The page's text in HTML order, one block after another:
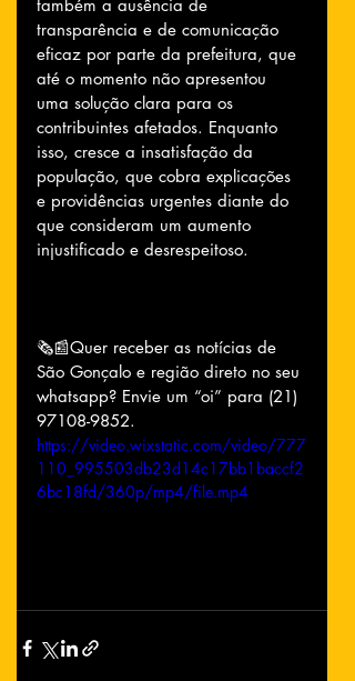
também a ausência de
transparência e de comunicação
eficaz por parte da prefeitura, que
até o momento não apresentou
uma solução clara para os
contribuintes afetados. Enquanto
isso, cresce a insatisfação da
população, que cobra explicações
e providências urgentes diante do
que consideram um aumento
injustificado e desrespeitoso.
🗞📰Quer receber as notícias de
São Gonçalo e região direto no seu
whatsapp? Envie um “oi” para (21)
97108-9852.
https://video.wixstatic.com/video/777
110_995503db23d14c17bb1baccf2
6bc18fd/360p/mp4/file.mp4